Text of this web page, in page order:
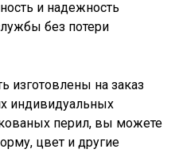
и надежность
без потери
изготовлены на заказ
индивидуальных
перил, вы можете
цвет и другие